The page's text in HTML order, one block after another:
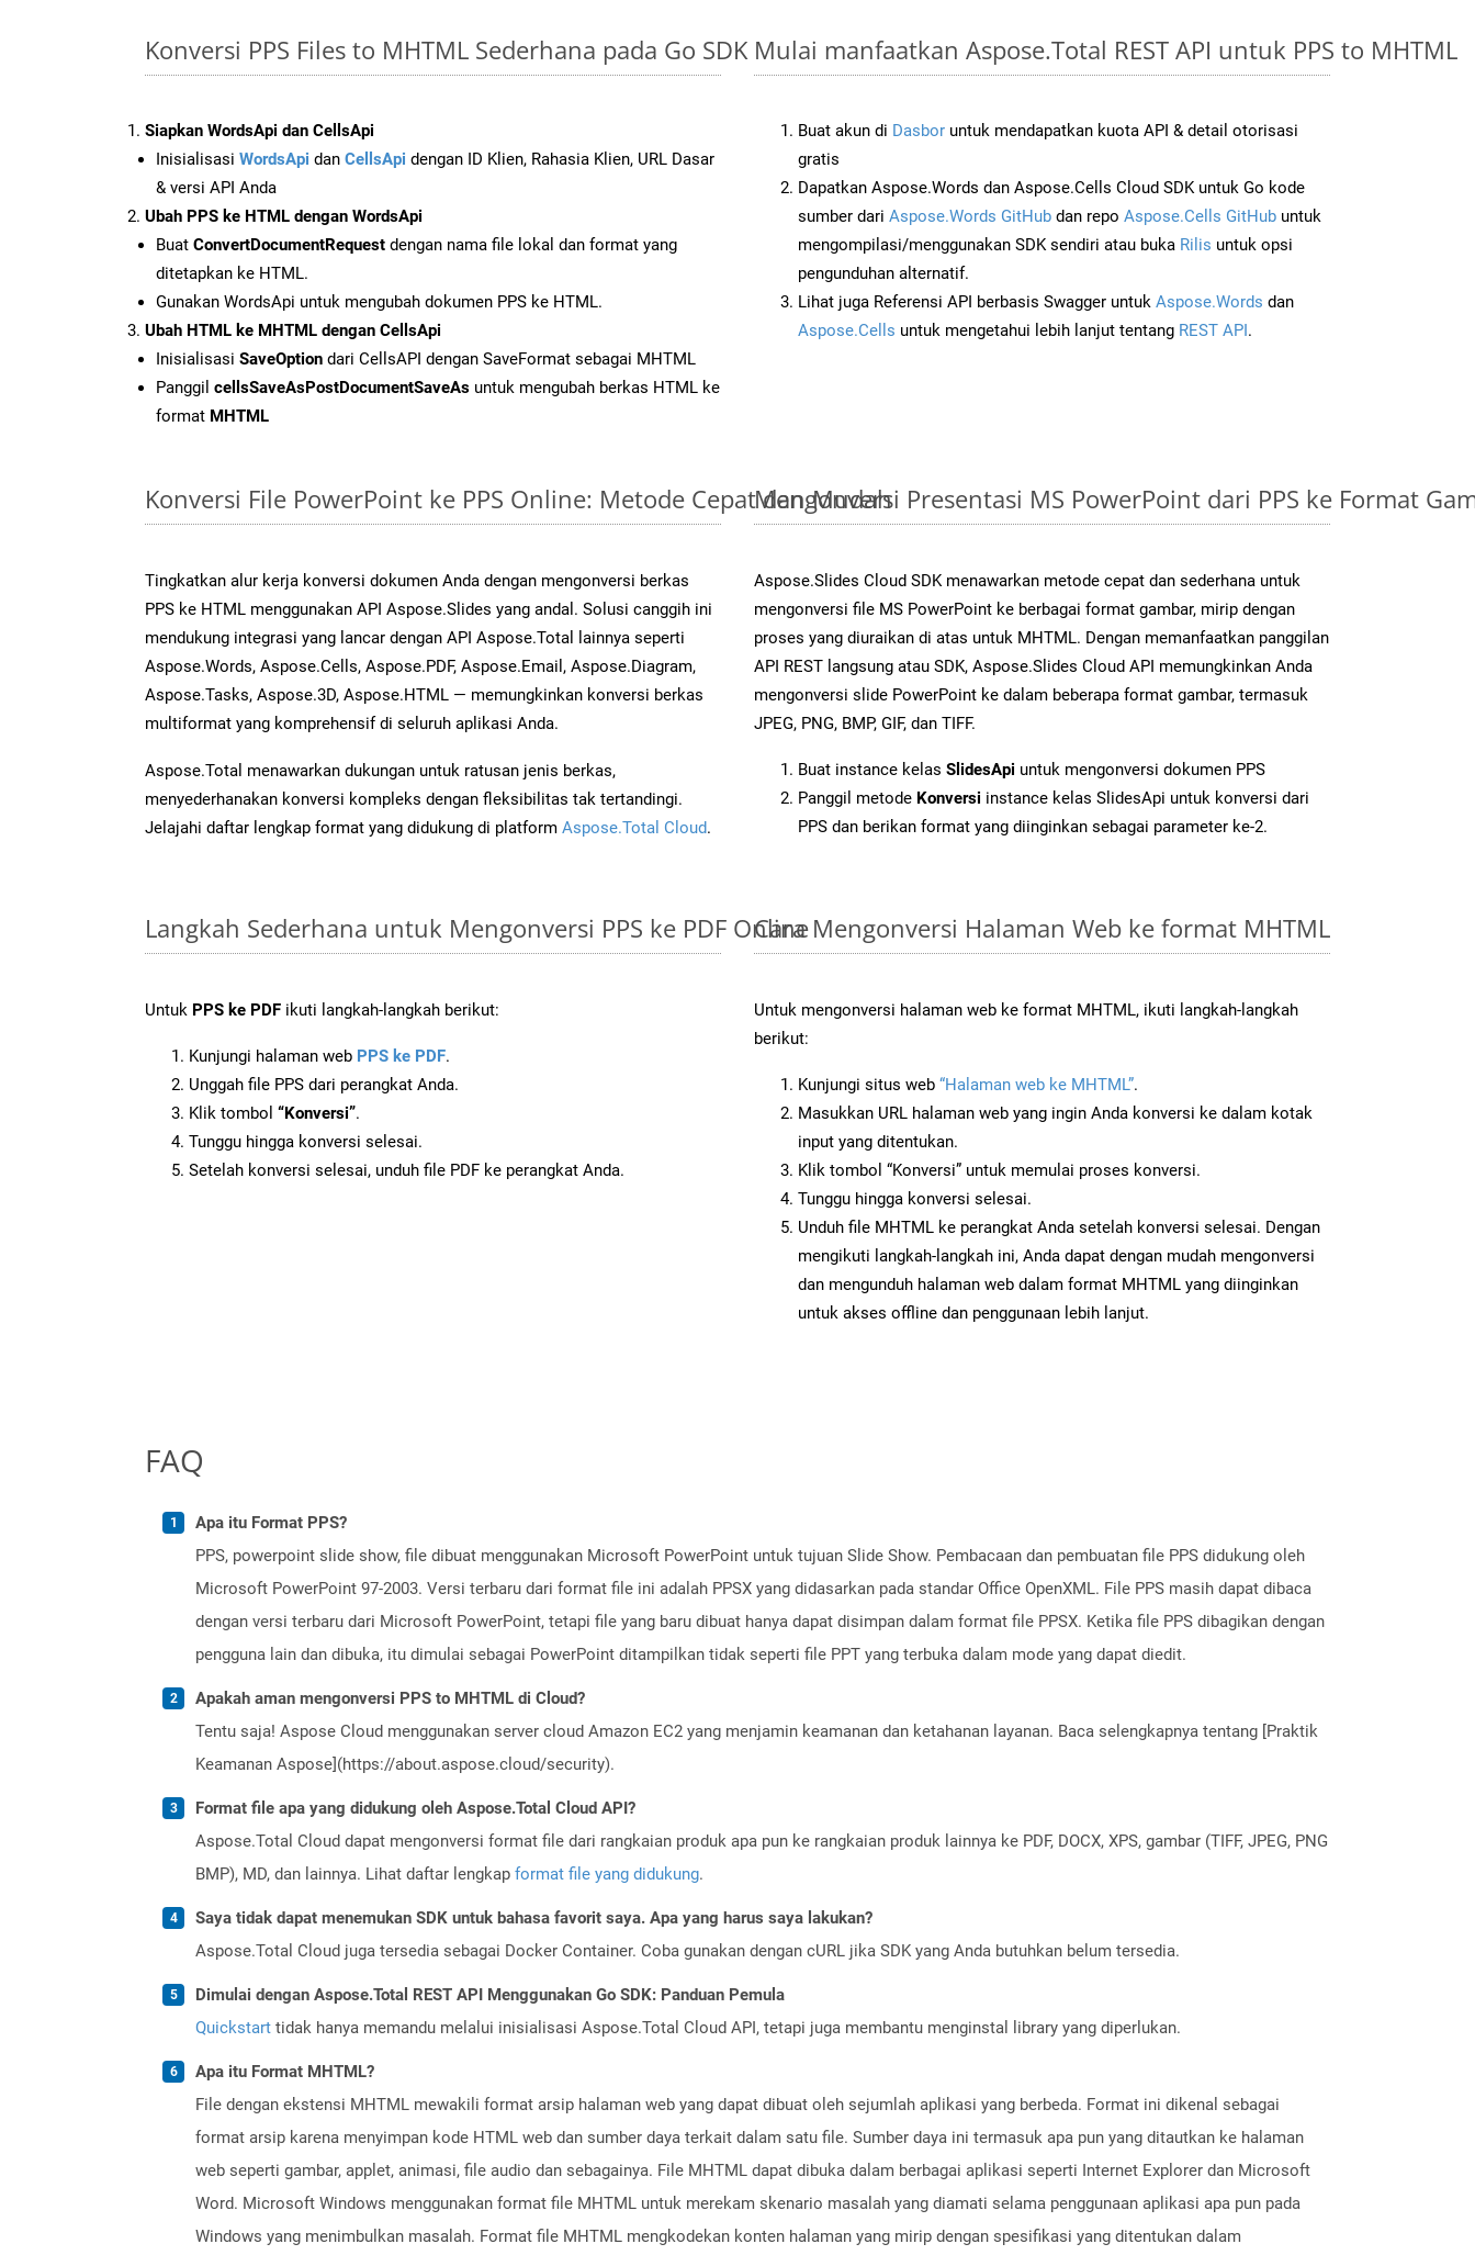
Konversi PPS Files to MHTML Sederhana pada Go SDK
Siapkan WordsApi dan CellsApi
Inisialisasi WordsApi dan CellsApi dengan ID Klien, Rahasia Klien, URL Dasar
& versi API Anda
Ubah PPS ke HTML dengan WordsApi
Buat ConvertDocumentRequest dengan nama file lokal dan format yang
ditetapkan ke HTML.
Gunakan WordsApi untuk mengubah dokumen PPS ke HTML.
Ubah HTML ke MHTML dengan CellsApi
Inisialisasi SaveOption dari CellsAPI dengan SaveFormat sebagai MHTML
Panggil cellsSaveAsPostDocumentSaveAs untuk mengubah berkas HTML ke
format MHTML
Mulai manfaatkan Aspose.Total REST API untuk PPS to MHTML
Buat akun di Dasbor untuk mendapatkan kuota API & detail otorisasi
gratis
Dapatkan Aspose.Words dan Aspose.Cells Cloud SDK untuk Go kode
sumber dari Aspose.Words GitHub dan repo Aspose.Cells GitHub untuk
mengompilasi/menggunakan SDK sendiri atau buka Rilis untuk opsi
pengunduhan alternatif.
Lihat juga Referensi API berbasis Swagger untuk Aspose.Words dan
Aspose.Cells untuk mengetahui lebih lanjut tentang REST API.
Konversi File PowerPoint ke PPS Online: Metode Cepat dan Mudah
Tingkatkan alur kerja konversi dokumen Anda dengan mengonversi berkas
PPS ke HTML menggunakan API Aspose.Slides yang andal. Solusi canggih ini
mendukung integrasi yang lancar dengan API Aspose.Total lainnya seperti
Aspose.Words, Aspose.Cells, Aspose.PDF, Aspose.Email, Aspose.Diagram,
Aspose.Tasks, Aspose.3D, Aspose.HTML — memungkinkan konversi berkas
multiformat yang komprehensif di seluruh aplikasi Anda.
Aspose.Total menawarkan dukungan untuk ratusan jenis berkas,
menyederhanakan konversi kompleks dengan fleksibilitas tak tertandingi.
Jelajahi daftar lengkap format yang didukung di platform Aspose.Total Cloud.
Mengonversi Presentasi MS PowerPoint dari PPS ke Format
Aspose.Slides Cloud SDK menawarkan metode cepat dan sederhana untuk
mengonversi file MS PowerPoint ke berbagai format gambar, mirip dengan
proses yang diuraikan di atas untuk MHTML. Dengan memanfaatkan panggilan
API REST langsung atau SDK, Aspose.Slides Cloud API memungkinkan Anda
mengonversi slide PowerPoint ke dalam beberapa format gambar, termasuk
JPEG, PNG, BMP, GIF, dan TIFF.
Buat instance kelas SlidesApi untuk mengonversi dokumen PPS
Panggil metode Konversi instance kelas SlidesApi untuk konversi dari
PPS dan berikan format yang diinginkan sebagai parameter ke-2.
Langkah Sederhana untuk Mengonversi PPS ke PDF Online
Untuk PPS ke PDF ikuti langkah-langkah berikut:
Kunjungi halaman web PPS ke PDF.
Unggah file PPS dari perangkat Anda.
Klik tombol “Konversi”.
Tunggu hingga konversi selesai.
Setelah konversi selesai, unduh file PDF ke perangkat Anda.
Cara Mengonversi Halaman Web ke format MHTML
Untuk mengonversi halaman web ke format MHTML, ikuti langkah-langkah
berikut:
Kunjungi situs web “Halaman web ke MHTML”.
Masukkan URL halaman web yang ingin Anda konversi ke dalam kotak
input yang ditentukan.
Klik tombol “Konversi” untuk memulai proses konversi.
Tunggu hingga konversi selesai.
Unduh file MHTML ke perangkat Anda setelah konversi selesai. Dengan
mengikuti langkah-langkah ini, Anda dapat dengan mudah mengonversi
dan mengunduh halaman web dalam format MHTML yang diinginkan
untuk akses offline dan penggunaan lebih lanjut.
FAQ
Apa itu Format PPS?
PPS, powerpoint slide show, file dibuat menggunakan Microsoft PowerPoint untuk tujuan Slide Show. Pembacaan dan pembuatan file PPS didukung oleh
Microsoft PowerPoint 97-2003. Versi terbaru dari format file ini adalah PPSX yang didasarkan pada standar Office OpenXML. File PPS masih dapat dibaca
dengan versi terbaru dari Microsoft PowerPoint, tetapi file yang baru dibuat hanya dapat disimpan dalam format file PPSX. Ketika file PPS dibagikan dengan
pengguna lain dan dibuka, itu dimulai sebagai PowerPoint ditampilkan tidak seperti file PPT yang terbuka dalam mode yang dapat diedit.
Apakah aman mengonversi PPS to MHTML di Cloud?
Tentu saja! Aspose Cloud menggunakan server cloud Amazon EC2 yang menjamin keamanan dan ketahanan layanan. Baca selengkapnya tentang [Praktik
Keamanan Aspose](https://about.aspose.cloud/security).
Format file apa yang didukung oleh Aspose.Total Cloud API?
Aspose.Total Cloud dapat mengonversi format file dari rangkaian produk apa pun ke rangkaian produk lainnya ke PDF, DOCX, XPS, gambar (TIFF, JPEG, PNG
BMP), MD, dan lainnya. Lihat daftar lengkap format file yang didukung.
Saya tidak dapat menemukan SDK untuk bahasa favorit saya. Apa yang harus saya lakukan?
Aspose.Total Cloud juga tersedia sebagai Docker Container. Coba gunakan dengan cURL jika SDK yang Anda butuhkan belum tersedia.
Dimulai dengan Aspose.Total REST API Menggunakan Go SDK: Panduan Pemula
Quickstart tidak hanya memandu melalui inisialisasi Aspose.Total Cloud API, tetapi juga membantu menginstal library yang diperlukan.
Apa itu Format MHTML?
File dengan ekstensi MHTML mewakili format arsip halaman web yang dapat dibuat oleh sejumlah aplikasi yang berbeda. Format ini dikenal sebagai
format arsip karena menyimpan kode HTML web dan sumber daya terkait dalam satu file. Sumber daya ini termasuk apa pun yang ditautkan ke halaman
web seperti gambar, applet, animasi, file audio dan sebagainya. File MHTML dapat dibuka dalam berbagai aplikasi seperti Internet Explorer dan Microsoft
Word. Microsoft Windows menggunakan format file MHTML untuk merekam skenario masalah yang diamati selama penggunaan aplikasi apa pun pada
Windows yang menimbulkan masalah. Format file MHTML mengkodekan konten halaman yang mirip dengan spesifikasi yang ditentukan dalam